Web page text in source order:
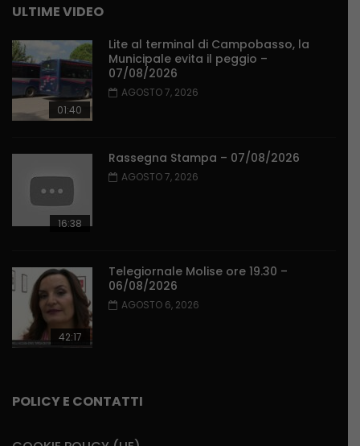
ULTIME VIDEO
01:40
Lite al terminal di Campobasso, la
Municipale evita il peggio –
07/08/2026
AGOSTO 7, 2026
16:38
Rassegna Stampa – 07/08/2026
AGOSTO 7, 2026
42:17
Telegiornale Molise ore 19.30 –
06/08/2026
AGOSTO 6, 2026
POLICY E CONTATTI